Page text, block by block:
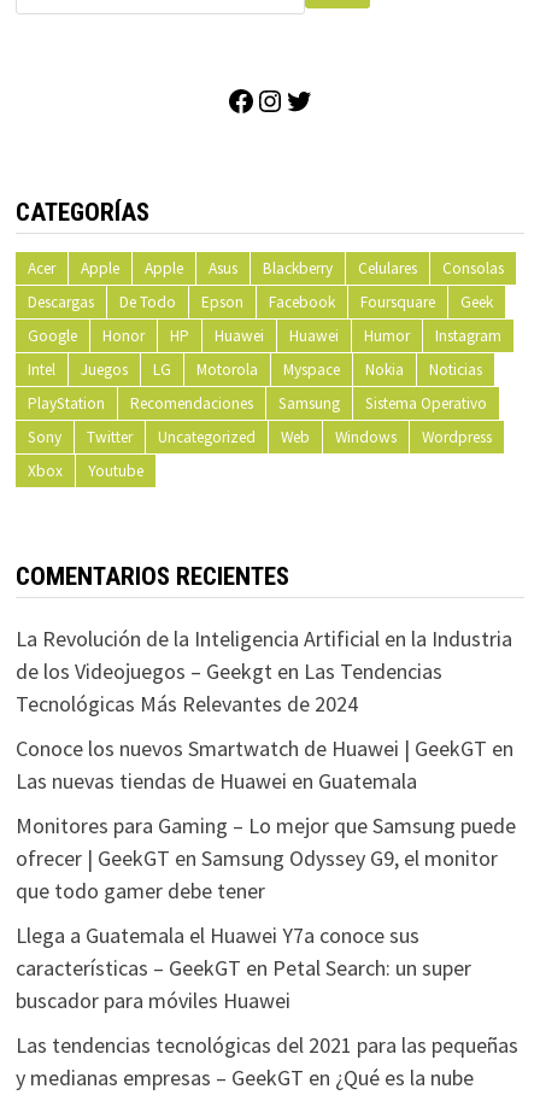
Facebook
Instagram
CATEGORÍAS
Acer Apple Apple Asus Blackberry Celulares
Consolas
Descargas
De Todo Epson Facebook Foursquare
Geek
Google
Honor HP Huawei Huawei Humor
Instagram
Intel
Juegos LG Motorola Myspace Nokia
Noticias
PlayStation
Recomendaciones Samsung
Sistema Operativo
Sony
Twitter Uncategorized Web Windows
Wordpress
Xbox
Youtube
COMENTARIOS RECIENTES
La Revolución de la Inteligencia Artificial en la Industria
de los Videojuegos – Geekgten Las Tendencias
Tecnológicas Más Relevantes de 2024
Conoce los nuevos Smartwatch de Huawei | GeekGT en
Las nuevas tiendas de Huawei en Guatemala
Monitores para Gaming – Lo mejor que Samsung puede
ofrecer | GeekGT en Samsung Odyssey G9, el monitor
que todo gamer debe tener
Llega a Guatemala el Huawei Y7a conoce sus
características – GeekGT en Petal Search: un super
buscador para móviles Huawei
Las tendencias tecnológicas del 2021 para las pequeñas
y medianas empresas – GeekGT en ¿Qué es la nube